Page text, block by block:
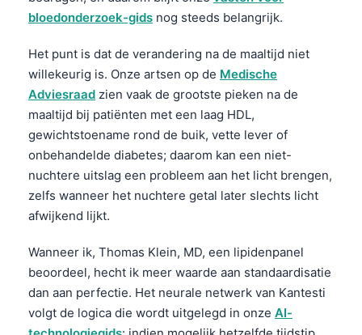
bloedonderzoek-gids nog steeds belangrijk.
Het punt is dat de verandering na de maaltijd niet
willekeurig is. Onze artsen op de Medische
Adviesraad zien vaak de grootste pieken na de
maaltijd bij patiënten met een laag HDL,
gewichtstoename rond de buik, vette lever of
onbehandelde diabetes; daarom kan een niet-
nuchtere uitslag een probleem aan het licht brengen,
zelfs wanneer het nuchtere getal later slechts licht
afwijkend lijkt.
Wanneer ik, Thomas Klein, MD, een lipidenpanel
beoordeel, hecht ik meer waarde aan standaardisatie
dan aan perfectie. Het neurale netwerk van Kantesti
volgt de logica die wordt uitgelegd in onze AI-